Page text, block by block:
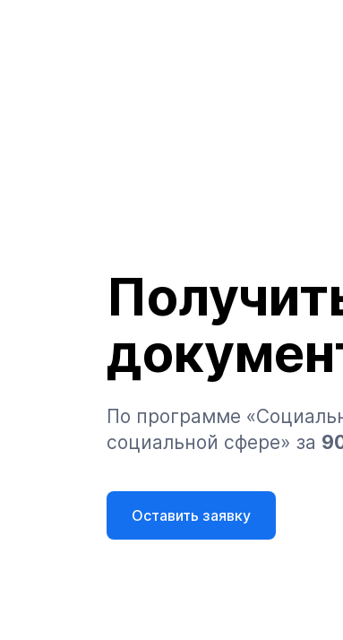
По программе
социальной сфере» за
Оставить заявку